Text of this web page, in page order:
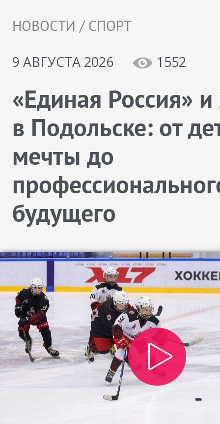
НОВОСТИ / СПОРТ
9 АВГУСТА 2026
1552
«Единая Россия»
в Подольске: от
мечты до
будущего